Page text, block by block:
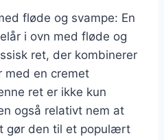
fløde og svampe: En
i ovn med fløde og
ret, der kombinerer
med en cremet
ret er ikke kun
også relativt nem at
gør den til et populært